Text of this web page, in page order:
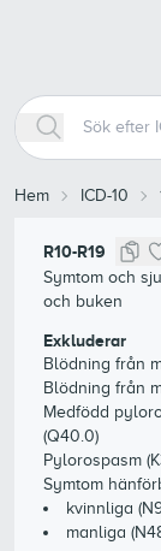
Hem ICD-10
R10-R19
Symtom och
och buken
Exkluderar
Blödning från
Blödning från
Medfödd
(Q40.0)
Pylorospasm
Symtom
kvinnliga
manliga